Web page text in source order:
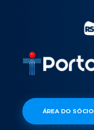
ÁREA DO SÓCIO